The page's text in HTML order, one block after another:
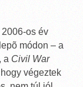
os év
módon – a
a Civil War
végeztek